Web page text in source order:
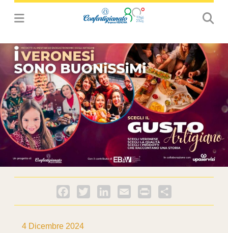
Facebook
Twitter LinkedInEmail PrintFriendly
4 Dicembre 2024